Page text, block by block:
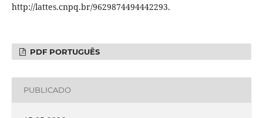
http://lattes.cnpq.br/9629874494442293.
PDF PORTUGUÊS
PUBLICADO